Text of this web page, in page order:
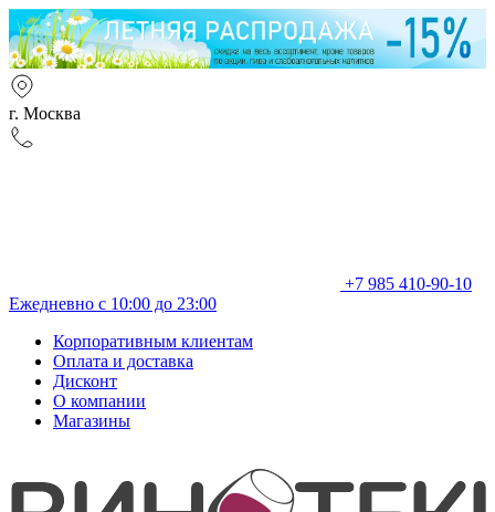
г. Москва
+7 985 410-90-10
Ежедневно с 10:00 до 23:00
Корпоративным клиентам
Оплата и доставка
Дисконт
О компании
Магазины